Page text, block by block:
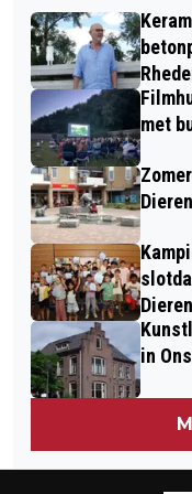
MOZART’ IN
met
Dieren
Dieren
in